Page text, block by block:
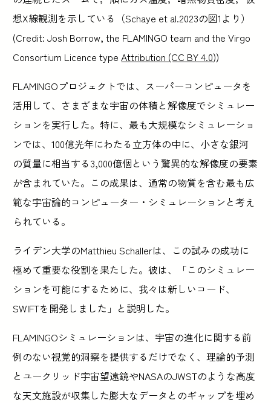
想X線観測を示している（Schaye et al.2023の図1より）
(Credit: Josh Borrow, the FLAMINGO team and the Virgo
Consortium Licence typeAttribution (CC BY 4.0))
FLAMINGOプロジェクトでは、スーパーコンピュータを
活用して、さまざまな宇宙の体積と解像度でシミュレー
ションを実行した。特に、最も大規模なシミュレーショ
ンでは、100億光年にわたる立方体の中に、小さな銀河
の質量に相当する3,000億個という驚異的な解像度の要素
が含まれていた。この成果は、通常の物質を含む最も広
範な宇宙論的コンピューター・シミュレーションと考え
られている。
ライデン大学のMatthieu Schallerは、この試みの成功に
極めて重要な役割を果たした。彼は、「このシミュレー
ションを可能にするために、我々は新しいコード、
SWIFTを開発しました」と説明した。
FLAMINGOシミュレーションは、宇宙の進化に関する前
例のない視覚的洞察を提供するだけでなく、理論的予測
とユークリッド宇宙望遠鏡やNASAのJWSTのような高度
な天文施設が収集した膨大なデータとのギャップを埋め